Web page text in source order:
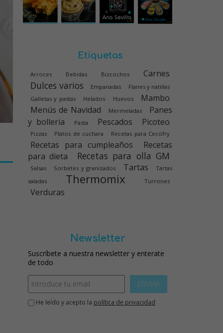
Etiquetas
Arroces Bebidas Bizcochos Carnes
Dulces varios Empanadas
Flanes y natillas
Galletas y pastas
Helados Huevos
Mambo
Menús de Navidad
Mermeladas
Panes
y bolleria
Pasta Pescados Picoteo
Pizzas Platos de cuchara Recetas para Cecofry
Recetas para cumpleaños
Recetas
para dieta
Recetas para olla GM
Salsas Sorbetes y granizados Tartas
Tartas
saladas
Thermomix Turrones
Verduras
Newsletter
Suscríbete a nuestra newsletter y enterate
de todo
ENVIAR
He leído y acepto la política de privacidad